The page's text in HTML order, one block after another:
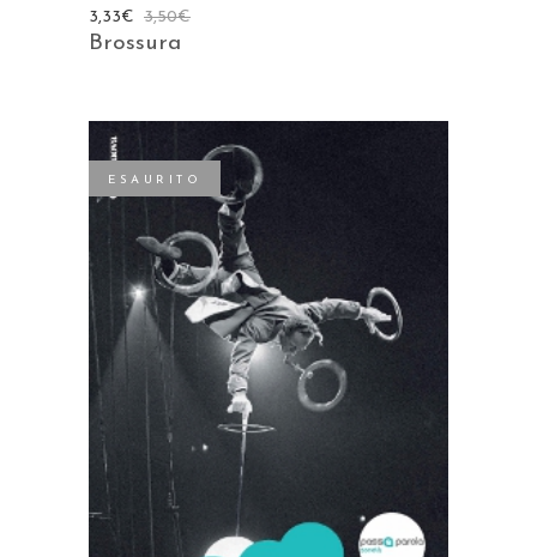
3,50€
3,33€
Brossura
ESAURITO
LEGGI TUTTO